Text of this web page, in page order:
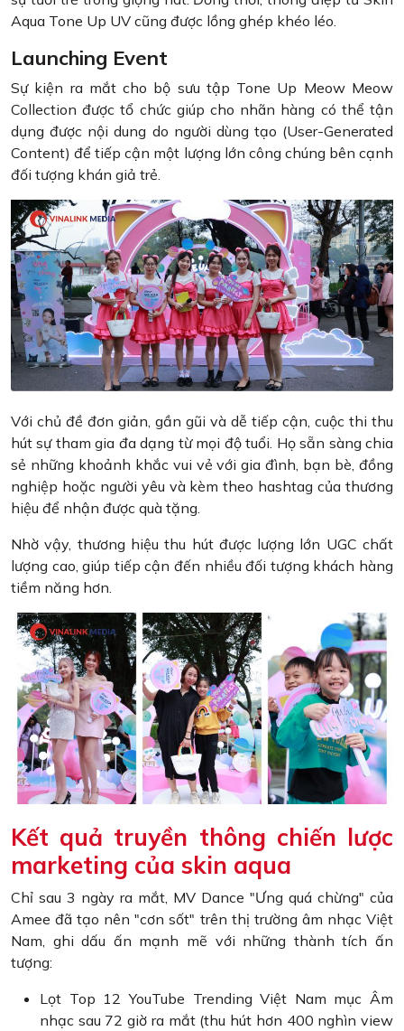
Aqua Tone Up UV cũng được lồng ghép khéo léo.
Launching Event
Sự kiện ra mắt cho bộ sưu tập Tone Up Meow Meow
Collection được tổ chức giúp cho nhãn hàng có thể tận
dụng được nội dung do người dùng tạo (User-Generated
Content) để tiếp cận một lượng lớn công chúng bên cạnh
đối tượng khán giả trẻ.
Với chủ đề đơn giản, gần gũi và dễ tiếp cận, cuộc thi thu
hút sự tham gia đa dạng từ mọi độ tuổi. Họ sẵn sàng chia
sẻ những khoảnh khắc vui vẻ với gia đình, bạn bè, đồng
nghiệp hoặc người yêu và kèm theo hashtag của thương
hiệu để nhận được quà tặng.
Nhờ vậy, thương hiệu thu hút được lượng lớn UGC chất
lượng cao, giúp tiếp cận đến nhiều đối tượng khách hàng
tiềm năng hơn.
Kết quả truyền thông chiến lược
marketing của skin aqua
Chỉ sau 3 ngày ra mắt, MV Dance "Ưng quá chừng" của
Amee đã tạo nên "cơn sốt" trên thị trường âm nhạc Việt
Nam, ghi dấu ấn mạnh mẽ với những thành tích ấn
tượng:
Lọt Top 12 YouTube Trending Việt Nam mục Âm
nhạc sau 72 giờ ra mắt (thu hút hơn 400 nghìn view